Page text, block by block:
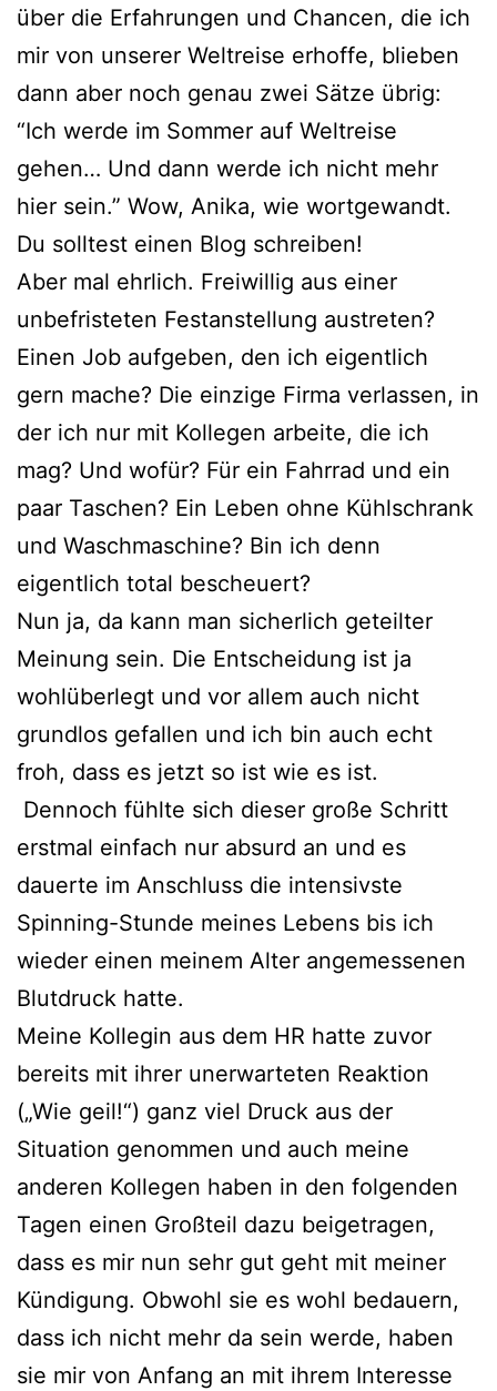
über die Erfahrungen und Chancen, die ich
mir von unserer Weltreise erhoffe, blieben
dann aber noch genau zwei Sätze übrig:
“Ich werde im Sommer auf Weltreise
gehen… Und dann werde ich nicht mehr
hier sein.” Wow, Anika, wie wortgewandt.
Du solltest einen Blog schreiben!
Aber mal ehrlich. Freiwillig aus einer
unbefristeten Festanstellung austreten?
Einen Job aufgeben, den ich eigentlich
gern mache? Die einzige Firma verlassen, in
der ich nur mit Kollegen arbeite, die ich
mag? Und wofür? Für ein Fahrrad und ein
paar Taschen? Ein Leben ohne Kühlschrank
und Waschmaschine? Bin ich denn
eigentlich total bescheuert?
Nun ja, da kann man sicherlich geteilter
Meinung sein. Die Entscheidung ist ja
wohlüberlegt und vor allem auch nicht
grundlos gefallen und ich bin auch echt
froh, dass es jetzt so ist wie es ist.
Dennoch fühlte sich dieser große Schritt
erstmal einfach nur absurd an und es
dauerte im Anschluss die intensivste
Spinning-Stunde meines Lebens bis ich
wieder einen meinem Alter angemessenen
Blutdruck hatte.
Meine Kollegin aus dem HR hatte zuvor
bereits mit ihrer unerwarteten Reaktion
(„Wie geil!“) ganz viel Druck aus der
Situation genommen und auch meine
anderen Kollegen haben in den folgenden
Tagen einen Großteil dazu beigetragen,
dass es mir nun sehr gut geht mit meiner
Kündigung. Obwohl sie es wohl bedauern,
dass ich nicht mehr da sein werde, haben
sie mir von Anfang an mit ihrem Interesse